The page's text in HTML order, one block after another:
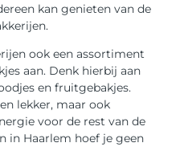
kan genieten van de
ook een assortiment
aan. Denk hierbij aan
en fruitgebakjes.
lekker, maar ook
voor de rest van de
in Haarlem hoef je geen